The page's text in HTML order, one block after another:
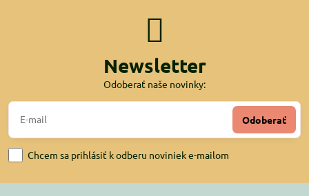
Newsletter
Odoberať naše novinky:
Odoberať
Chcem sa prihlásiť k odberu noviniek e-mailom